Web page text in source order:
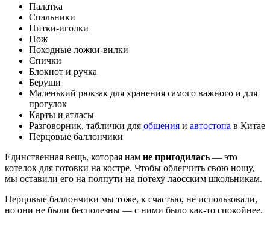
Палатка
Спальники
Нитки-иголки
Нож
Походные ложки-вилки
Спички
Блокнот и ручка
Беруши
Маленький рюкзак для хранения самого важного и для
прогулок
Карты и атласы
Разговорник, таблички для общения и автостопа в Китае
Перцовые баллончики
Единственная вещь, которая нам не пригодилась — это
котелок для готовки на костре. Чтобы облегчить свою ношу,
мы оставили его на полпути на потеху лаосским школьникам.
Перцовые баллончики мы тоже, к счастью, не использовали,
но они не были бесполезны — с ними было как-то спокойнее.